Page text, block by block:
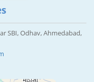
SBI, Odhav, Ahmedabad,